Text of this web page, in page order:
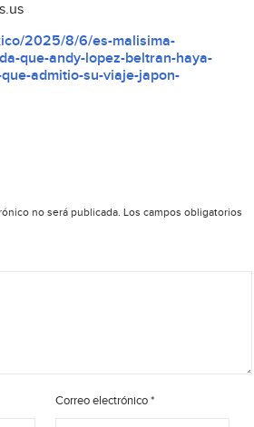
2025/8/6/es-malisima-
que-andy-lopez-beltran-haya-
admitio-su-viaje-japon-
no será publicada. Los campos obligatorios
Correo electrónico*